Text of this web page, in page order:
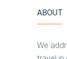
ABOUT
We